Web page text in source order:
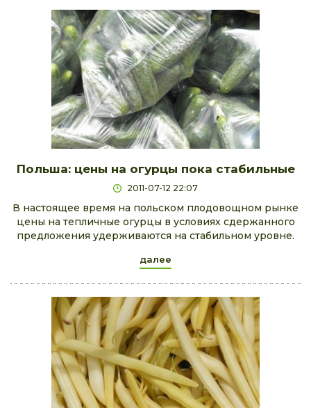
Польша: цены на огурцы пока стабильные
2011-07-12 22:07
В настоящее время на польском плодовощном рынке
цены на тепличные огурцы в условиях сдержанного
предложения удерживаются на стабильном уровне.
далее